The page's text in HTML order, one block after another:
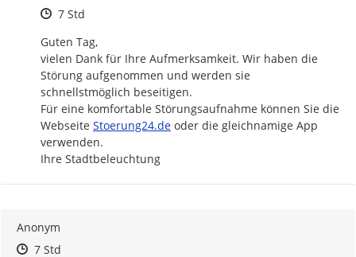
Zeitpunkt des Erstellens
7 Std
Guten Tag,
vielen Dank für Ihre Aufmerksamkeit. Wir haben die
Störung aufgenommen und werden sie
schnellstmöglich beseitigen.
Für eine komfortable Störungsaufnahme können Sie die
Webseite http://
Stoerung24.de oder die gleichnamige App
verwenden.
Ihre Stadtbeleuchtung
Anonym
Zeitpunkt des Erstellens
Zeitpunkt des Erstellens
7 StdZur Äußerung